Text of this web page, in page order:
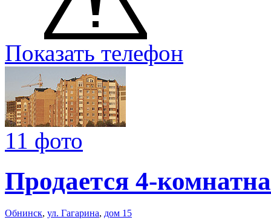
Показать телефон
11 фото
Продается 4-
Обнинск, ул. Гагарина, дом 15